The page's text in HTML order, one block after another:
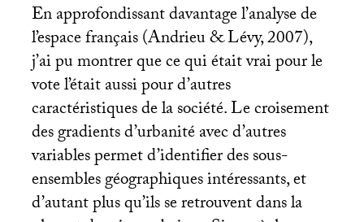
En approfondissant davantage l’analyse de
l’espace français (Andrieu & Lévy, 2007),
j’ai pu montrer que ce qui était vrai pour le
vote l’était aussi pour d’autres
caractéristiques de la société. Le croisement
des gradients d’urbanité avec d’autres
variables permet d’identifier des sous-
ensembles géographiques intéressants, et
d’autant plus qu’ils se retrouvent dans la